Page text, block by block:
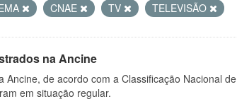
CNAE TV TELEVISÃO
na Ancine
de acordo com a Classificação Nacional de
em situação regular.